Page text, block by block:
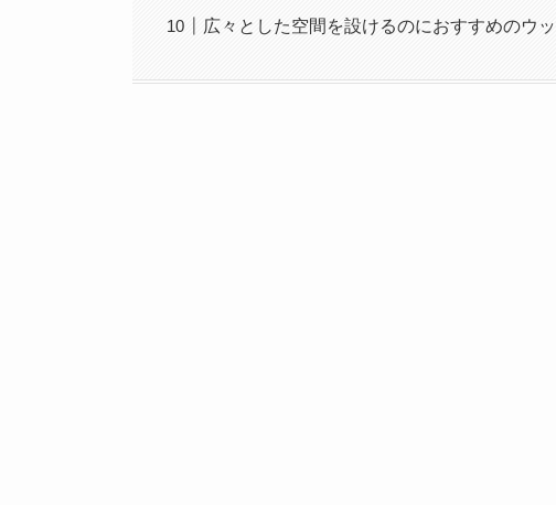
広々とした空間を設けるのにおすすめのウ